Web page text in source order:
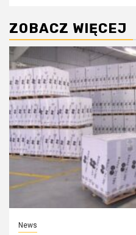
ZOBACZ WIĘCEJ
News